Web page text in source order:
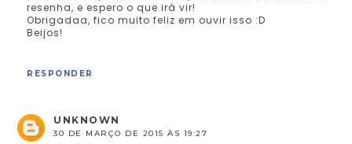
resenha, e espero o que irá vir!
Obrigadaa, fico muito feliz em ouvir isso :D
Beijos!
RESPONDER
UNKNOWN
30 DE MARÇO DE 2015 ÀS 19:27